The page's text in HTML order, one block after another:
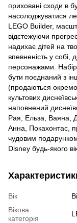
приховані сходи в
насолоджуватися
LEGO Builder,
відстежуючи
надихає дітей на
впевненість у
персонажами.
бути поєднаний з
(продаються
культових
наповнений
Рая, Ельза, Ваяна,
Анна, Покахонтас,
чудовим
Disney будь-якого
Вік
Вікова
категорія